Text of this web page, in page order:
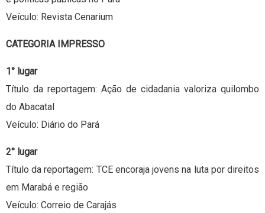
Veículo: Revista Cenarium
CATEGORIA IMPRESSO
1° lugar
Título da reportagem: Ação de cidadania valoriza quilombo
do Abacatal
Veículo: Diário do Pará
2° lugar
Título da reportagem: TCE encoraja jovens na luta por direitos
em Marabá e região
Veículo: Correio de Carajás